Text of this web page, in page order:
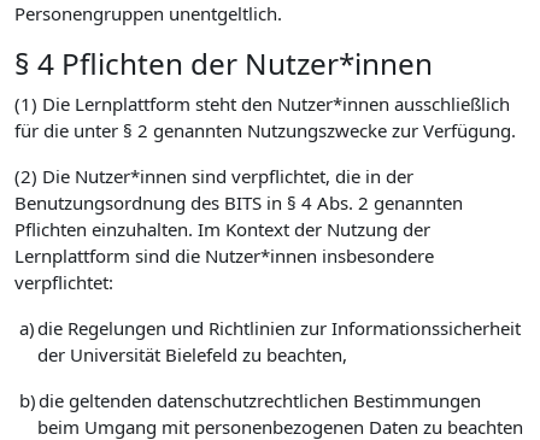
Personengruppen unentgeltlich.
§ 4 Pflichten der Nutzer*innen
(1) Die Lernplattform steht den Nutzer*innen ausschließlich
für die unter § 2 genannten Nutzungszwecke zur Verfügung.
(2) Die Nutzer*innen sind verpflichtet, die in der
Benutzungsordnung des BITS in § 4 Abs. 2 genannten
Pflichten einzuhalten. Im Kontext der Nutzung der
Lernplattform sind die Nutzer*innen insbesondere
verpflichtet:
a)die Regelungen und Richtlinien zur Informationssicherheit
der Universität Bielefeld zu beachten,
b)die geltenden datenschutzrechtlichen Bestimmungen
beim Umgang mit personenbezogenen Daten zu beachten